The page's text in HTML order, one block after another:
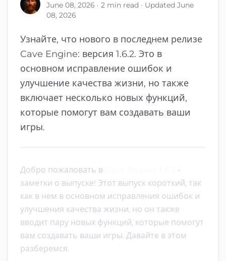
June 08, 2026 · 2 min read · Updated June
08, 2026
Узнайте, что нового в последнем релизе
Cave Engine: версия 1.6.2. Это в
основном исправление ошибок и
улучшение качества жизни, но также
включает несколько новых функций,
которые помогут вам создавать ваши
игры.
Добро пожаловать в
-
заметки о выпуске! Этот выпуск короткий, так
как в нем в основном исправления ошибок и
улучшения качества жизни, но он также
вводит пару новых функций, которые помогут
вам создавать ваши игры. Давайте в этом
разберемся.